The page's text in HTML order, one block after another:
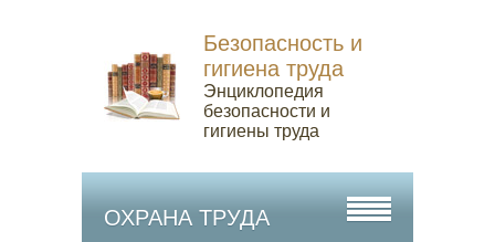
Безопасность и
гигиена труда
Энциклопедия
безопасности и
гигиены труда
ОХРАНА ТРУДА